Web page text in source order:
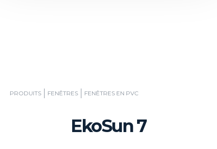
PRODUITS FENÊTRES FENÊTRES EN PVC
EkoSun 7